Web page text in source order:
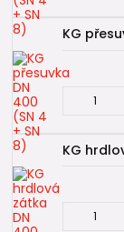
KG
KG